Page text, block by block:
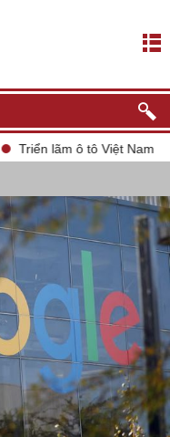
Triển lãm ô tô Việt Nam VMS